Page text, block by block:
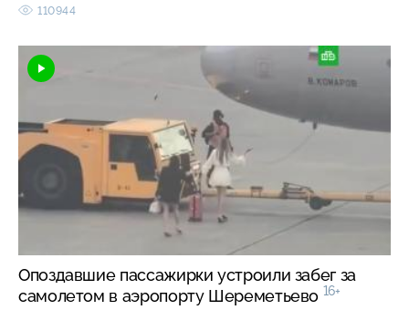
110944
Опоздавшие пассажирки устроили забег за
самолетом в аэропорту Шереметьево 16+